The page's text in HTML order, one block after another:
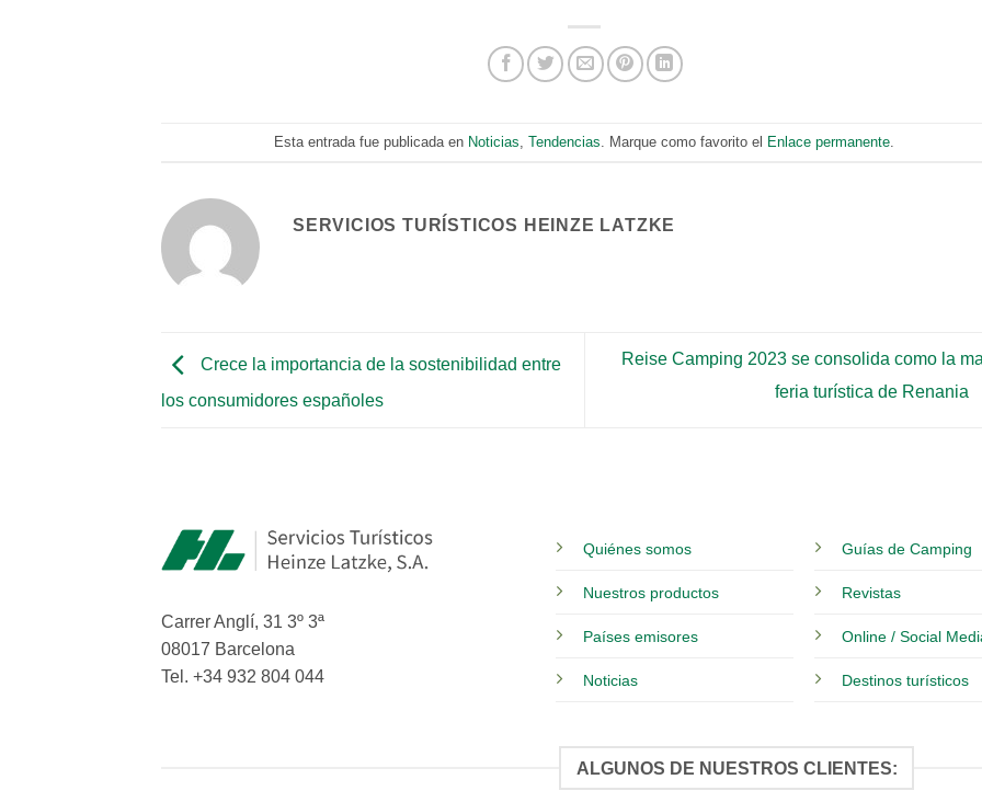
Esta entrada fue publicada en Noticias ,Tendencias . Marque como favorito el Enlace permanente
SERVICIOS TURÍSTICOS HEINZE LATZKE
Crece la importancia de la sostenibilidad entre
los consumidores españoles
Reise Camping 2023 se consolida como la
feria turística de Renania
Carrer Anglí, 31 3º 3ª
08017 Barcelona
Tel. +34 932 804 044
Quiénes somos
Nuestros productos
Países emisores
Noticias
Guías de Camping
Revistas
Online / Social
Destinos turísticos
ALGUNOS DE NUESTROS CLIENTES: